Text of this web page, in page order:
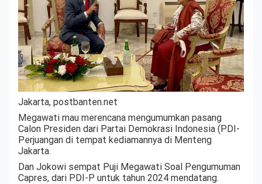
Jakarta, postbanten.net
Megawati mau merencana mengumumkan pasang
Calon Presiden dari Partai Demokrasi Indonesia (PDI-
Perjuangan di tempat kediamannya di Menteng
Jakarta.
Dan Jokowi sempat Puji Megawati Soal Pengumuman
Capres, dari PDI-P untuk tahun 2024 mendatang.